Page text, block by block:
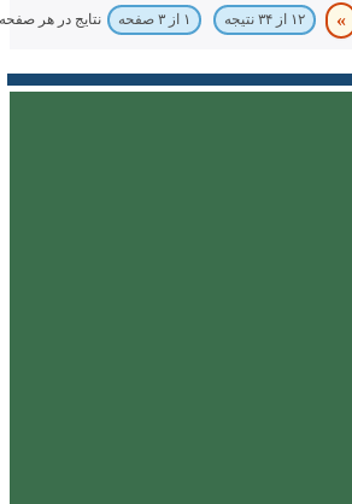
» ۱۲ از ۳۴ نتیجه ۱ از ۳ صفحه نتایج در هر